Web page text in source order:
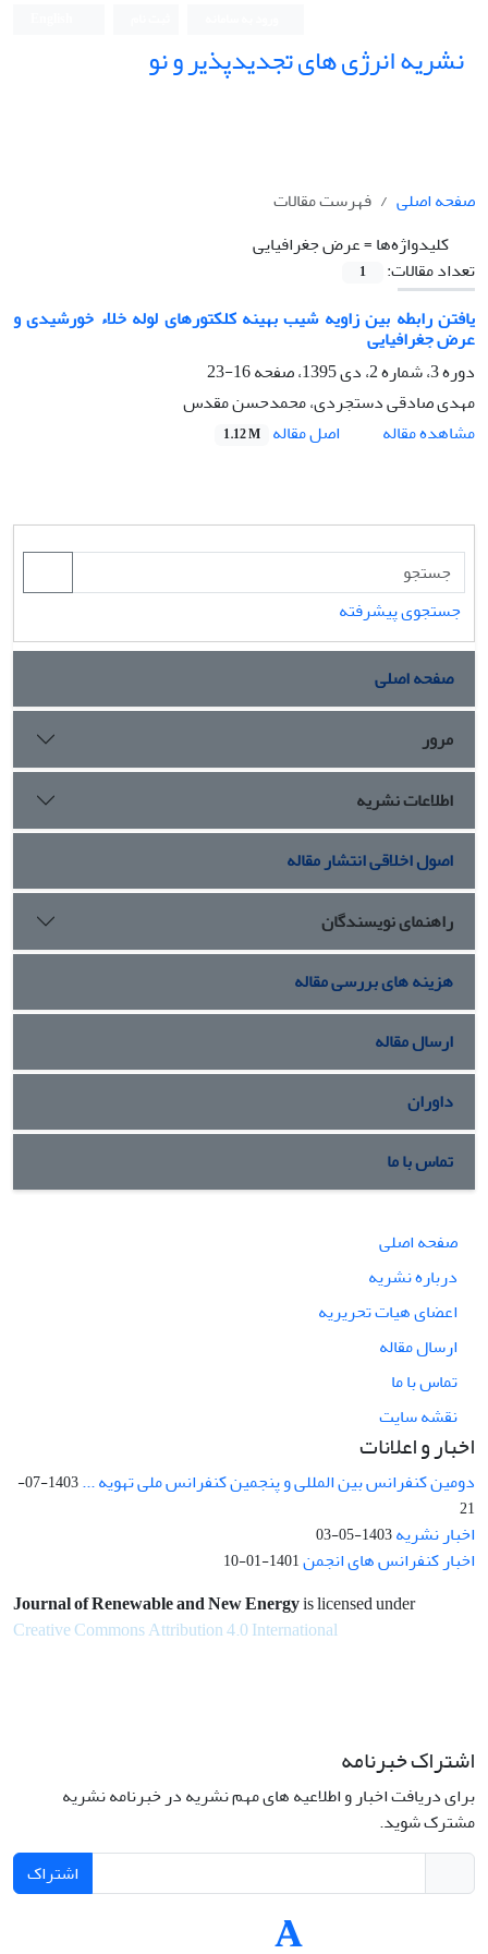
نشریه انرژی های تجدیدپذیر و نو
صفحه اصلی
فهرست مقالات
کلیدواژه‌ها =عرض جغرافیایی
تعداد مقالات:
1
یافتن رابطه بین زاویه شیب بهینه کلکتورهای لوله خلاء خورشیدی و
عرض جغرافیایی
دوره 3، شماره 2، دی 1395، صفحه
16-23
مهدی صادقی دستجردی، محمدحسن مقدس
مشاهده مقاله
اصل مقاله 1.12 M
جستجوی پیشرفته
صفحه اصلی
مرور
اطلاعات نشریه
اصول اخلاقی انتشار مقاله
راهنمای نویسندگان
هزینه های بررسی مقاله
ارسال مقاله
داوران
تماس با ما
صفحه اصلی
درباره نشریه
اعضای هیات تحریریه
ارسال مقاله
تماس با ما
نقشه سایت
اخبار و اعلانات
دومین کنفرانس بین المللی و پنجمین کنفرانس ملی تهویه ...
1403-07-
21
اخبار نشریه1403-05-03
اخبار کنفرانس های انجمن1401-01-10
Journal of Renewable and New Energyis licensed under
Creative Commons Attribution 4.0 International
اشتراک خبرنامه
برای دریافت اخبار و اطلاعیه های مهم نشریه در خبرنامه نشریه
مشترک شوید.
اشتراک